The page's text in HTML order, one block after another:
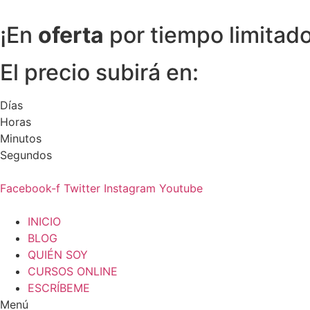
¡En oferta por tiempo
El precio subirá en:
Días
Horas
Minutos
Segundos
Facebook-f Twitter Instagram Youtube
INICIO
BLOG
QUIÉN SOY
CURSOS ONLINE
ESCRÍBEME
Menú